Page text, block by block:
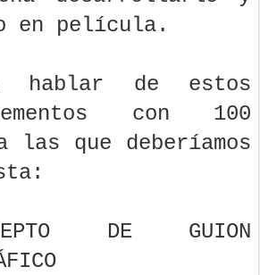
en película.
a hablar de estos
con 100
las que deberíamos
DE GUION